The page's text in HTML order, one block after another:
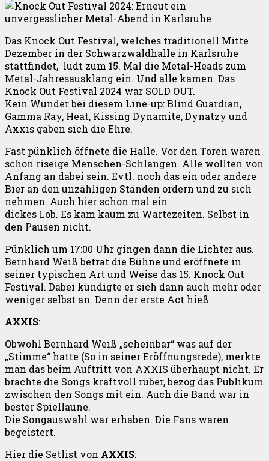
Das Knock Out Festival, welches traditionell Mitte
Dezember in der Schwarzwaldhalle in Karlsruhe
stattfindet, ludt zum 15. Mal die Metal-Heads zum
Metal-Jahresausklang ein. Und alle kamen. Das
Knock Out Festival 2024 war SOLD OUT.
Kein Wunder bei diesem Line-up: Blind Guardian,
Gamma Ray, Heat, Kissing Dynamite, Dynatzy und
Axxis gaben sich die Ehre.
Fast pünklich öffnete die Halle. Vor den Toren waren
schon riseige Menschen-Schlangen. Alle wollten von
Anfang an dabei sein. Evtl. noch das ein oder andere
Bier an den unzähligen Ständen ordern und zu sich
nehmen. Auch hier schon mal ein
dickes Lob. Es kam kaum zu Wartezeiten. Selbst in
den Pausen nicht.
Pünklich um 17:00 Uhr gingen dann die Lichter aus.
Bernhard Weiß betrat die Bühne und eröffnete in
seiner typischen Art und Weise das 15. Knock Out
Festival. Dabei kündigte er sich dann auch mehr oder
weniger selbst an. Denn der erste Act hieß
AXXIS:
Obwohl Bernhard Weiß „scheinbar“ was auf der
„Stimme“ hatte (So in seiner Eröffnungsrede), merkte
man das beim Auftritt von AXXIS überhaupt nicht. Er
brachte die Songs kraftvoll rüber, bezog das Publikum
zwischen den Songs mit ein. Auch die Band war in
bester Spiellaune.
Die Songauswahl war erhaben. Die Fans waren
begeistert.
Hier die Setlist von AXXIS: